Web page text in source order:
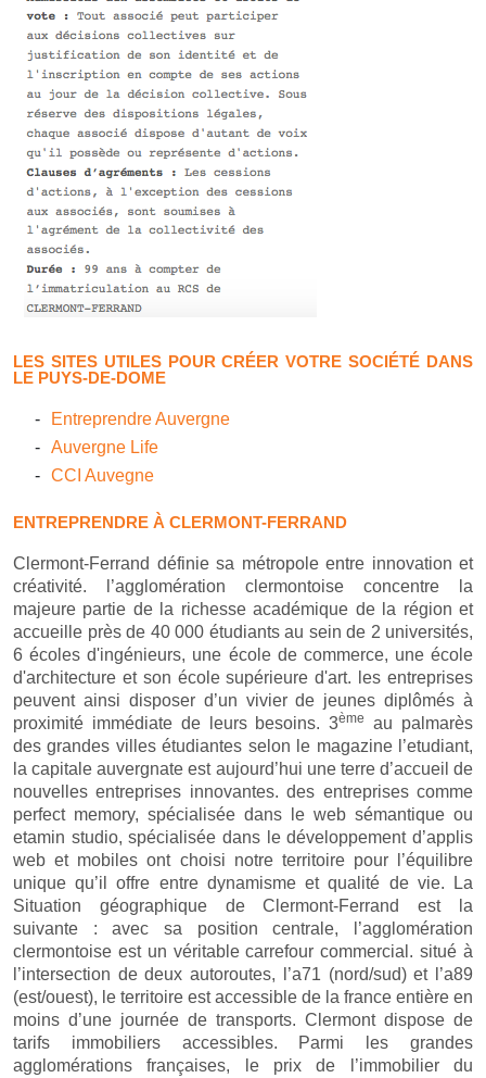
LES SITES UTILES POUR CRÉER VOTRE SOCIÉTÉ DANS
LE PUYS-DE-DOME
Entreprendre Auvergne
Auvergne Life
CCI Auvegne
ENTREPRENDRE À CLERMONT-FERRAND
Clermont-Ferrand définie sa métropole entre innovation et
créativité. l’agglomération clermontoise concentre la
majeure partie de la richesse académique de la région et
accueille près de 40 000 étudiants au sein de 2 universités,
6 écoles d'ingénieurs, une école de commerce, une école
d'architecture et son école supérieure d'art. les entreprises
peuvent ainsi disposer d’un vivier de jeunes diplômés à
proximité immédiate de leurs besoins. 3ème
au palmarès
des grandes villes étudiantes selon le magazine l’etudiant,
la capitale auvergnate est aujourd’hui une terre d’accueil de
nouvelles entreprises innovantes. des entreprises comme
perfect memory, spécialisée dans le web sémantique ou
etamin studio, spécialisée dans le développement d’applis
web et mobiles ont choisi notre territoire pour l’équilibre
unique qu’il offre entre dynamisme et qualité de vie. La
Situation géographique de Clermont-Ferrand est la
suivante : avec sa position centrale, l’agglomération
clermontoise est un véritable carrefour commercial. situé à
l’intersection de deux autoroutes, l’a71 (nord/sud) et l’a89
(est/ouest), le territoire est accessible de la france entière en
moins d’une journée de transports. Clermont dispose de
tarifs immobiliers accessibles. Parmi les grandes
agglomérations françaises, le prix de l’immobilier du